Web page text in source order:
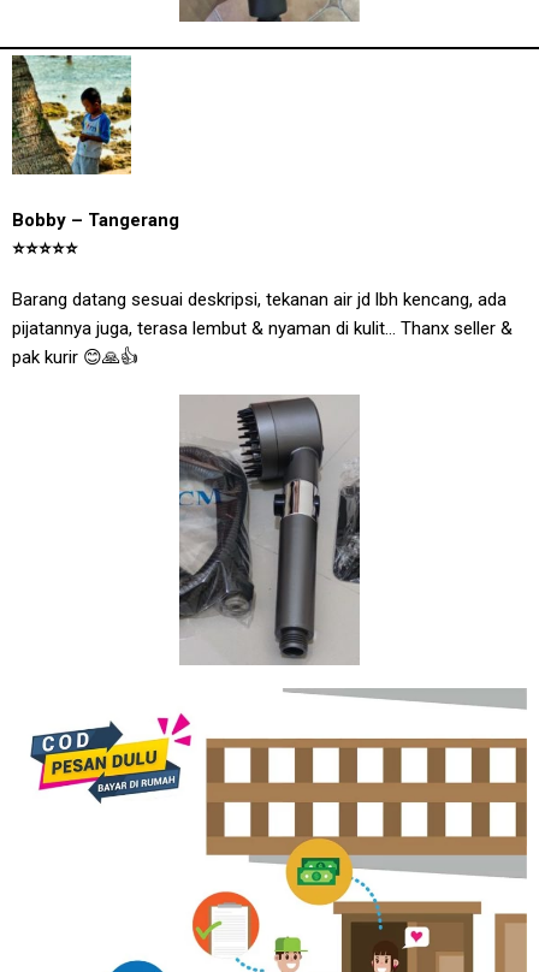
Bobby – Tangerang
⭐⭐⭐⭐⭐
Barang datang sesuai deskripsi, tekanan air jd lbh kencang, ada
pijatannya juga, terasa lembut & nyaman di kulit… Thanx seller &
pak kurir 😊🙏👍